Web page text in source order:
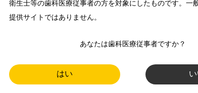
衛生士等の歯科医療従事者の方を対象にしたものです。一
提供サイトではありません。
あなたは歯科医療従事者ですか？
はい い
新規登録